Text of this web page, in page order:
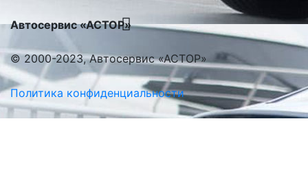
Автосервис «АСТОР»
© 2000-2023, Автосервис «АСТОР»
Политика конфиденциальности